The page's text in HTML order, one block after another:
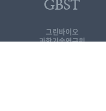
그린바이오
과학기술연구원